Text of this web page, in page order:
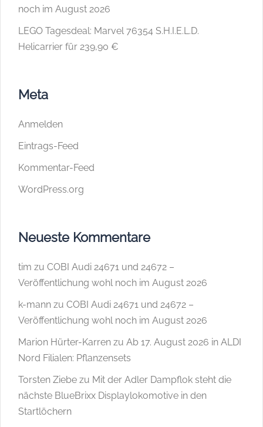
noch im August 2026
LEGO Tagesdeal: Marvel 76354 S.H.I.E.L.D.
Helicarrier für 239,90 €
Meta
Anmelden
Eintrags-Feed
Kommentar-Feed
WordPress.org
Neueste Kommentare
tim zu COBI Audi 24671 und 24672 –
Veröffentlichung wohl noch im August 2026
k-mann zu COBI Audi 24671 und 24672 –
Veröffentlichung wohl noch im August 2026
Marion Hürter-Karren zu Ab 17. August 2026 in ALDI
Nord Filialen: Pflanzensets
Torsten Ziebe zu Mit der Adler Dampflok steht die
nächste BlueBrixx Displaylokomotive in den
Startlöchern